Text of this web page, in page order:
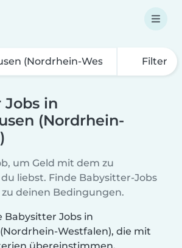
Filter
in
(Nordrhein-
um Geld mit dem zu
liebst. Finde Babysitter-Jobs
deinen Bedingungen.
Babysitter Jobs in
Westfalen), die mit